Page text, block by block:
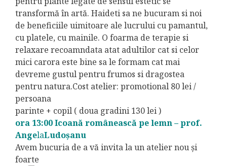
transformă în artă. Haideti sa ne bucuram si noi
de beneficiile uimitoare ale lucrului cu pamantul,
cu platele, cu mainile. O foarma de terapie si
relaxare recoamndata atat adultilor cat si celor
mici carora este bine sa le formam cat mai
devreme gustul pentru frumos si dragostea
pentru natura.Cost atelier: promotional 80 lei /
persoana
parinte + copil ( doua gradini 130 lei )
ora 13:00 Icoană românească pe lemn – prof.
AngelaLudoșanu
Avem bucuria de a vă invita la un atelier nou și
foarte